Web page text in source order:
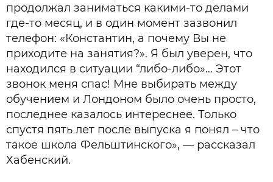
продолжал заниматься какими-то делами
где-то месяц, и в один момент зазвонил
телефон: «Константин, а почему Вы не
приходите на занятия?». Я был уверен, что
находился в ситуации “либо-либо»… Этот
звонок меня спас! Мне выбирать между
обучением и Лондоном было очень просто,
последнее казалось интереснее. Только
спустя пять лет после выпуска я понял – что
такое школа Фельштинского», — рассказал
Хабенский.